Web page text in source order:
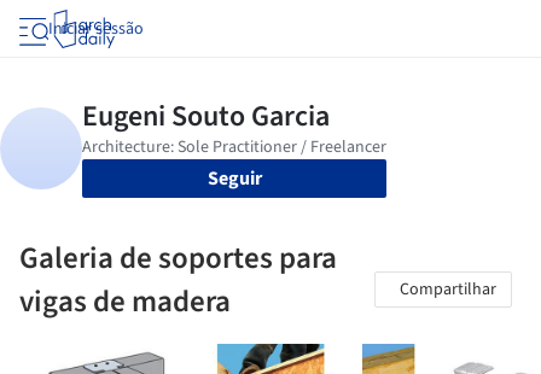
Iniciar sessão
Seguir
Galeria de soportes para
vigas de madera
Compartilhar